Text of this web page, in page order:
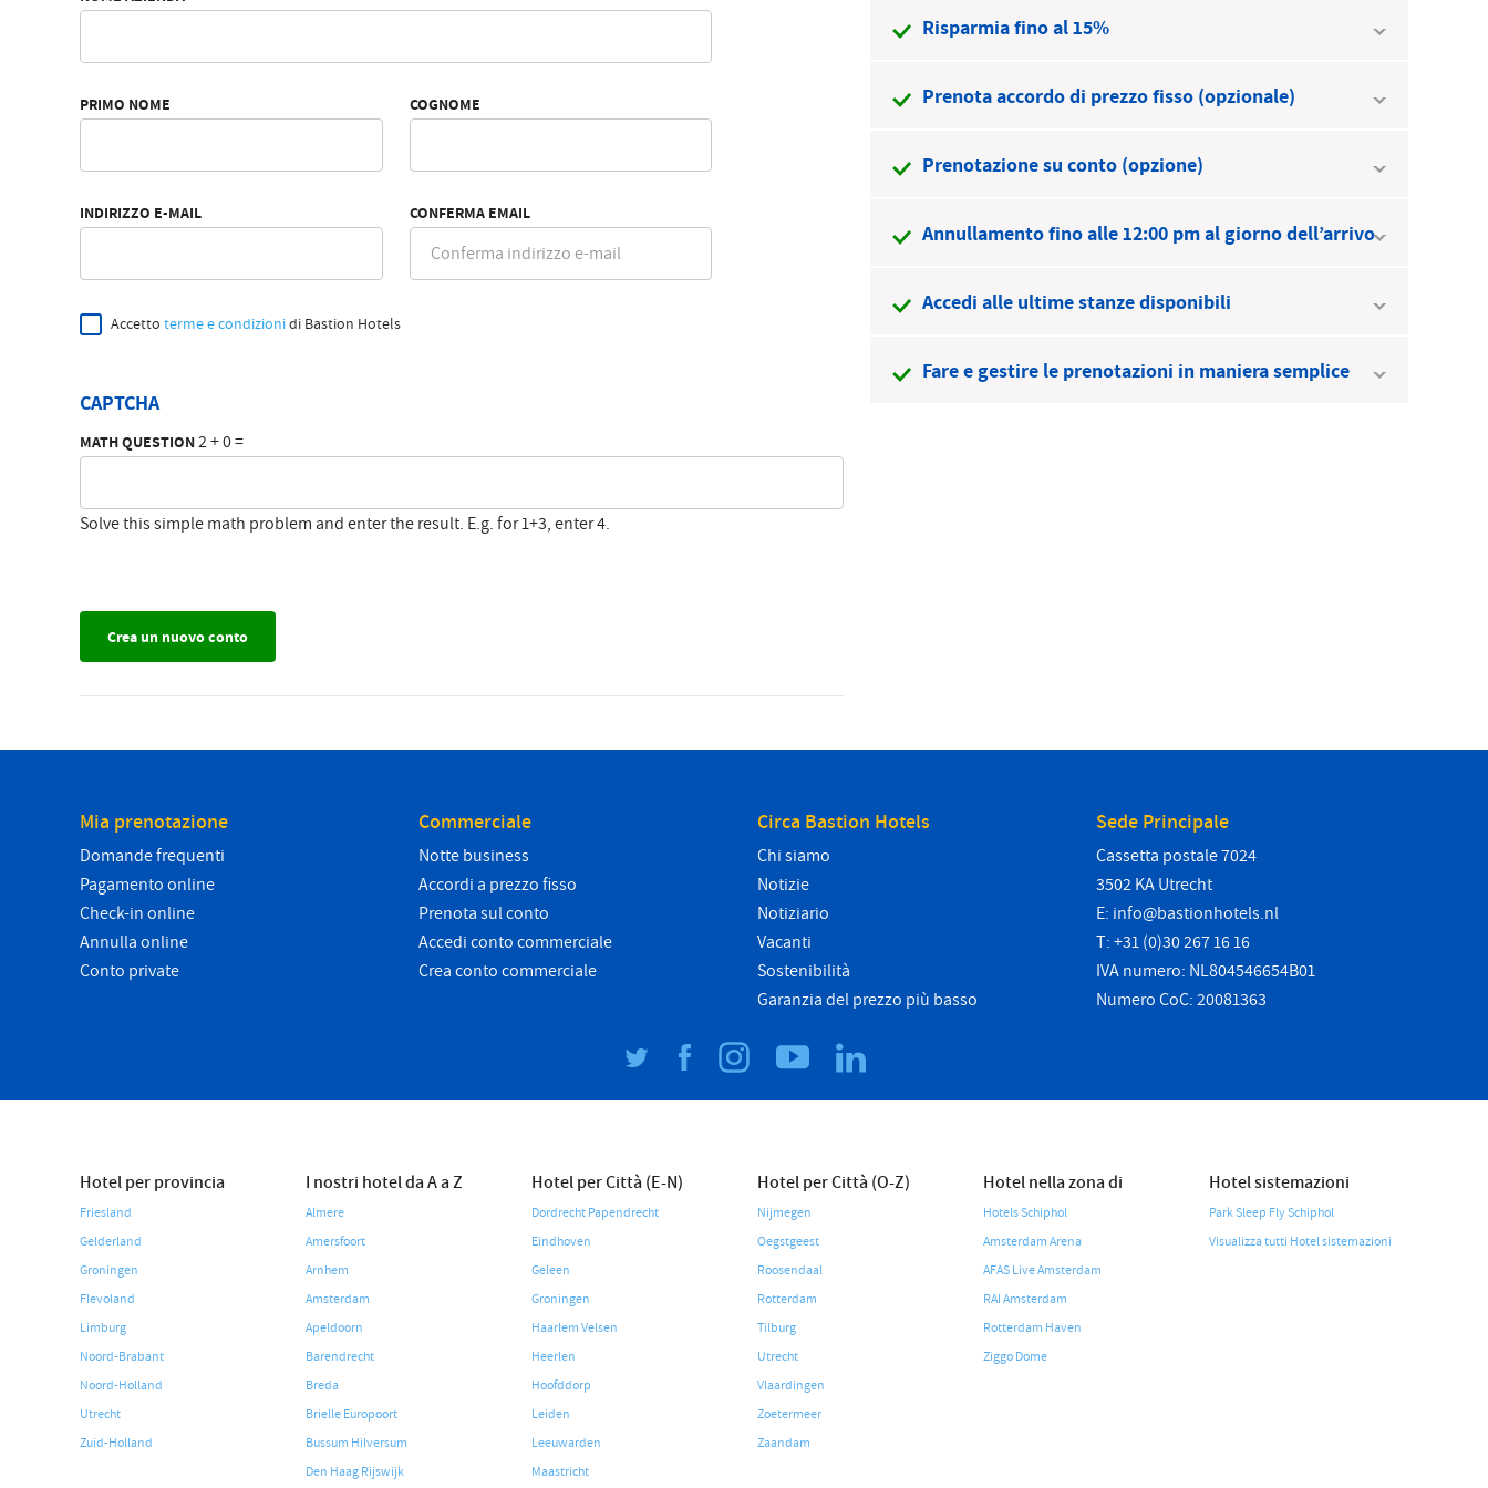
Turkish Slovak
PRIMO NOME COGNOME
INDIRIZZO E-MAIL CONFERMA EMAIL
Accetto terme e condizionidi Bastion Hotels
CAPTCHA
MATH QUESTION2 + 0 =
Solve this simple math problem and enter the result. E.g. for 1+3, enter 4.
Risparmia fino al 15%
Prenota accordo di prezzo fisso (opzionale)
Prenotazione su conto (opzione)
Annullamento fino alle 12:00 pm al giorno dell’arrivo
Accedi alle ultime stanze disponibili
Fare e gestire le prenotazioni in maniera semplice
Mia prenotazione
Domande frequenti
Pagamento online
Check-in online
Annulla online
Conto private
Commerciale
Notte business
Accordi a prezzo fisso
Prenota sul conto
Accedi conto commerciale
Crea conto commerciale
Circa Bastion Hotels
Chi siamo
Notizie
Notiziario
Vacanti
Sostenibilità
Garanzia del prezzo più basso
Sede Principale
Cassetta postale 7024
3502 KA Utrecht
E: info@bastionhotels.nl
T: +31 (0)30 267 16 16
IVA numero: NL804546654B01
Numero CoC: 20081363
Hotel per provincia
Friesland
Gelderland
Groningen
Flevoland
Limburg
Noord-Brabant
Noord-Holland
Utrecht
Zuid-Holland
I nostri hotel da A a Z
Almere
Amersfoort
Arnhem
Amsterdam
Apeldoorn
Barendrecht
Breda
Brielle Europoort
Bussum Hilversum
Den Haag Rijswijk
Hotel per Città (E-N)
Dordrecht Papendrecht
Eindhoven
Geleen
Groningen
Haarlem Velsen
Heerlen
Hoofddorp
Leiden
Leeuwarden
Maastricht
Hotel per Città (O-Z)
Nijmegen
Oegstgeest
Roosendaal
Rotterdam
Tilburg
Utrecht
Vlaardingen
Zoetermeer
Zaandam
Hotel nella zona di
Hotels Schiphol
Amsterdam Arena
AFAS Live Amsterdam
RAI Amsterdam
Rotterdam Haven
Ziggo Dome
Hotel sistemazioni
Park Sleep Fly Schiphol
Visualizza tutti Hotel sistemazioni